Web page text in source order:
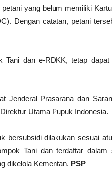
yang belum memiliki
Dengan catatan, petani
Tani dan e-RDKK, tetap
Jenderal Prasarana dan
Utama Pupuk Indonesia.
bersubsidi dilakukan sesuai
Tani dan terdaftar
dikelola Kementan. PSP